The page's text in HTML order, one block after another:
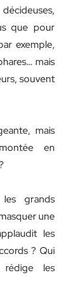
que pour
exemple,
mais
souvent
mais
en
grands
une
les
? Qui
les